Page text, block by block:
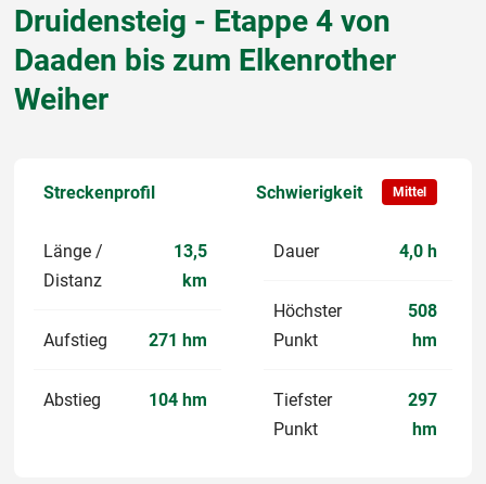
Druidensteig - Etappe 4 von
Daaden bis zum Elkenrother
Weiher
Streckenprofil Schwierigkeit Mittel
Länge /
Distanz
13,5
km
Aufstieg 271 hm
Abstieg 104 hm
Dauer 4,0 h
Höchster
Punkt
508
hm
Tiefster
Punkt
297
hm